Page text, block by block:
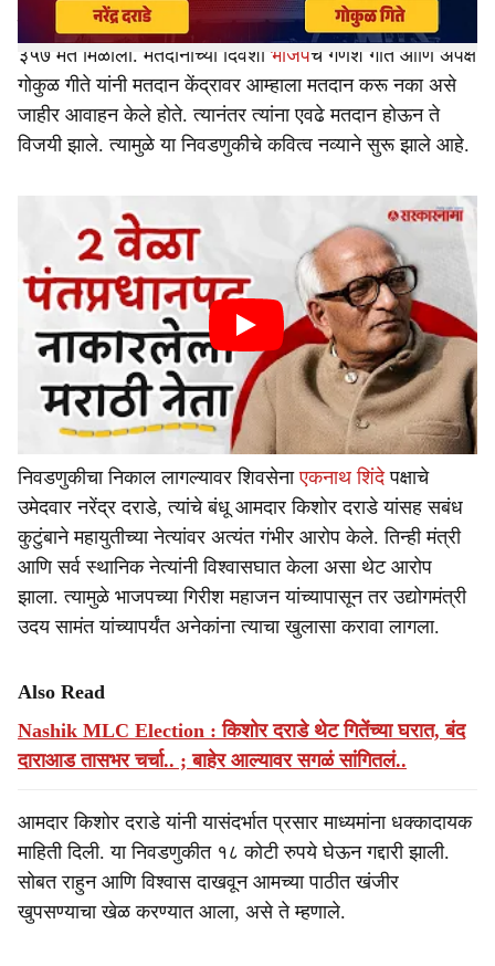
विधान परिषद निवडणुकीत अपक्ष गोकुळ गीते विजयी झाले. त्यांना
३५७ मते मिळाली. मतदानाच्या दिवशी भाजपचे गणेश गीते आणि अपक्ष
गोकुळ गीते यांनी मतदान केंद्रावर आम्हाला मतदान करू नका असे
जाहीर आवाहन केले होते. त्यानंतर त्यांना एवढे मतदान होऊन ते
विजयी झाले. त्यामुळे या निवडणुकीचे कवित्व नव्याने सुरू झाले आहे.
निवडणुकीचा निकाल लागल्यावर शिवसेनाएकनाथ शिंदेपक्षाचे
उमेदवार नरेंद्र दराडे, त्यांचे बंधू आमदार किशोर दराडे यांसह सबंध
कुटुंबाने महायुतीच्या नेत्यांवर अत्यंत गंभीर आरोप केले. तिन्ही मंत्री
आणि सर्व स्थानिक नेत्यांनी विश्वासघात केला असा थेट आरोप
झाला. त्यामुळे भाजपच्या गिरीश महाजन यांच्यापासून तर उद्योगमंत्री
उदय सामंत यांच्यापर्यंत अनेकांना त्याचा खुलासा करावा लागला.
Also Read
Nashik MLC Election : किशोर दराडे थेट गितेंच्या घरात, बंद
दाराआड तासभर चर्चा.. ; बाहेर आल्यावर सगळं सांगितलं..
आमदार किशोर दराडे यांनी यासंदर्भात प्रसार माध्यमांना धक्कादायक
माहिती दिली. या निवडणुकीत १८ कोटी रुपये घेऊन गद्दारी झाली.
सोबत राहुन आणि विश्वास दाखवून आमच्या पाठीत खंजीर
खुपसण्याचा खेळ करण्यात आला, असे ते म्हणाले.